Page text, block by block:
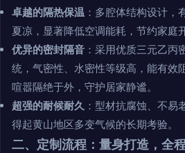
卓越的隔热保温 ：多腔体结构设计，
夏凉，显著降低空调能耗，节约家庭
优异的密封隔音 ：采用优质三元乙丙
统，气密性、水密性等级高，能有效
喧嚣隔绝于外，守护居家静谧。
超强的耐候耐久 ：型材抗腐蚀、不易
得起黄山地区多变气候的长期考验。
二、定制流程：量身打造，全